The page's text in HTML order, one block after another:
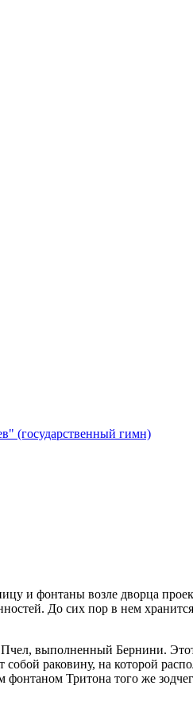
(государственный гимн)
и фонтаны возле дворца
До сих пор в нем хранится
выполненный Бернини.
собой раковину, на которой
Тритона того же